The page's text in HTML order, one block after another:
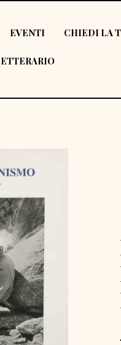
EVENTI CHIEDI LA